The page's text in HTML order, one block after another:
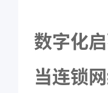
数字化
当连锁